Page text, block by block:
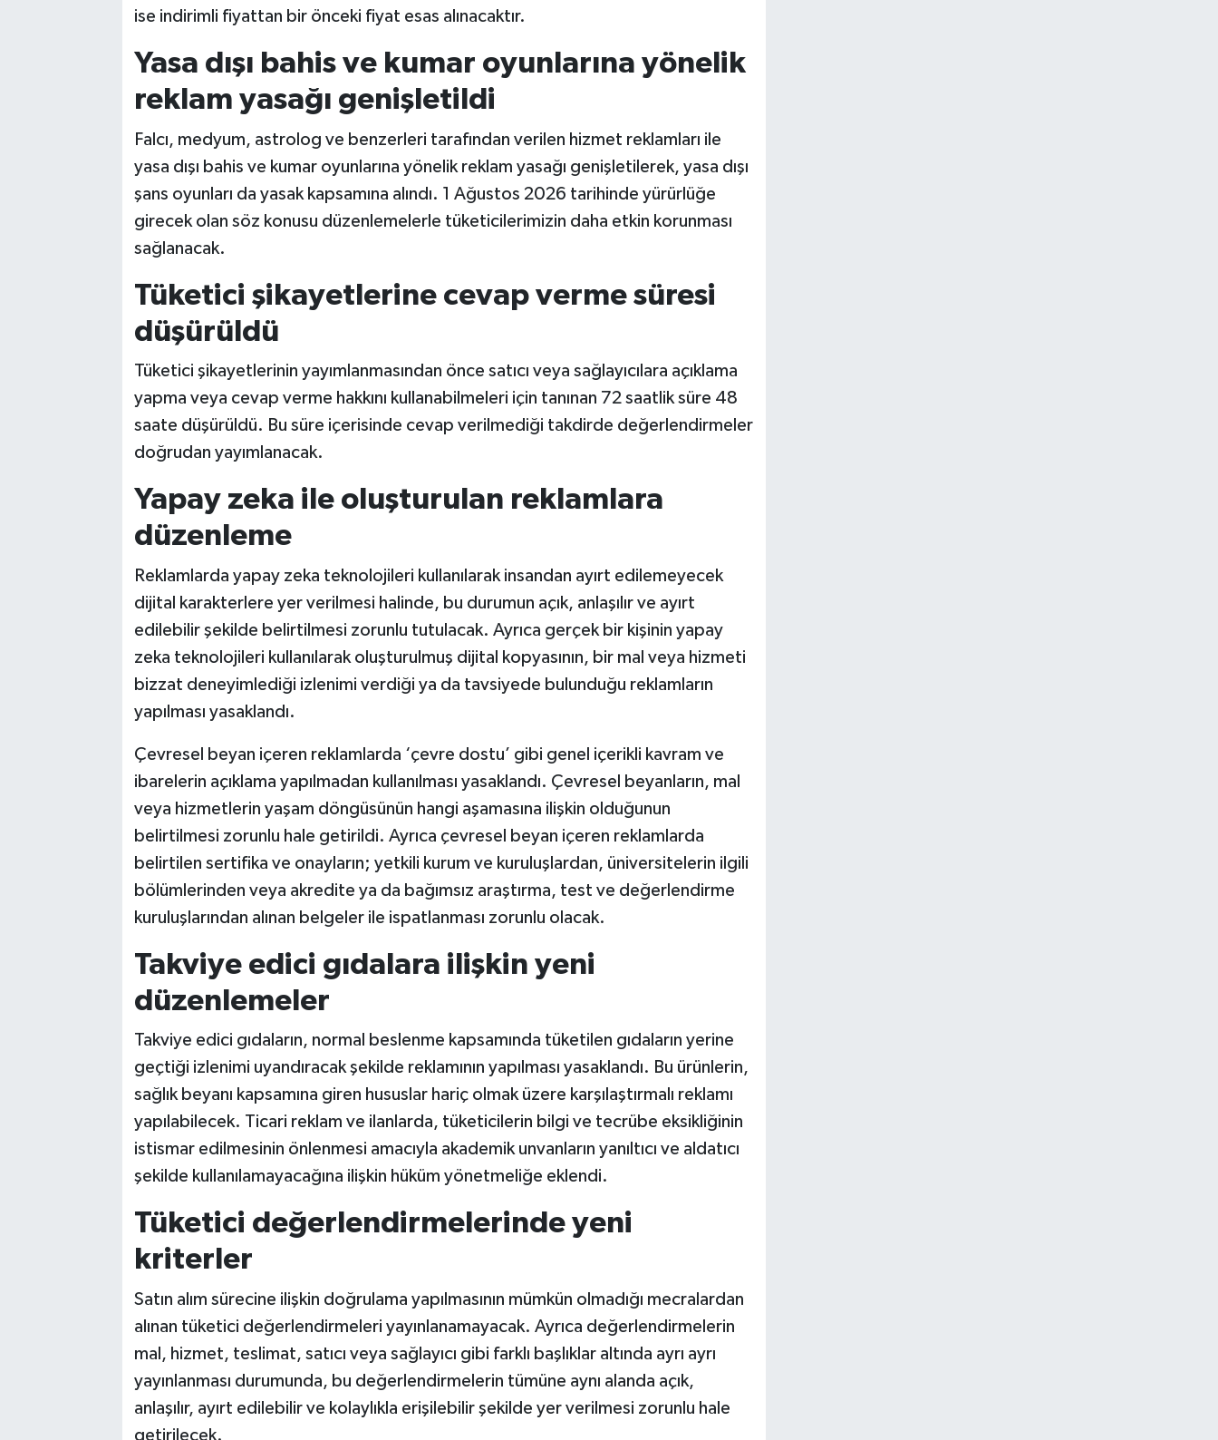
ise indirimli fiyattan bir önceki fiyat esas alınacaktır.
Yasa dışı bahis ve kumar oyunlarına yönelik
reklam yasağı genişletildi
Falcı, medyum, astrolog ve benzerleri tarafından verilen hizmet reklamları ile
yasa dışı bahis ve kumar oyunlarına yönelik reklam yasağı genişletilerek, yasa dışı
şans oyunları da yasak kapsamına alındı. 1 Ağustos 2026 tarihinde yürürlüğe
girecek olan söz konusu düzenlemelerle tüketicilerimizin daha etkin korunması
sağlanacak.
Tüketici şikayetlerine cevap verme süresi
düşürüldü
Tüketici şikayetlerinin yayımlanmasından önce satıcı veya sağlayıcılara açıklama
yapma veya cevap verme hakkını kullanabilmeleri için tanınan 72 saatlik süre 48
saate düşürüldü. Bu süre içerisinde cevap verilmediği takdirde değerlendirmeler
doğrudan yayımlanacak.
Yapay zeka ile oluşturulan reklamlara
düzenleme
Reklamlarda yapay zeka teknolojileri kullanılarak insandan ayırt edilemeyecek
dijital karakterlere yer verilmesi halinde, bu durumun açık, anlaşılır ve ayırt
edilebilir şekilde belirtilmesi zorunlu tutulacak. Ayrıca gerçek bir kişinin yapay
zeka teknolojileri kullanılarak oluşturulmuş dijital kopyasının, bir mal veya hizmeti
bizzat deneyimlediği izlenimi verdiği ya da tavsiyede bulunduğu reklamların
yapılması yasaklandı.
Çevresel beyan içeren reklamlarda ‘çevre dostu’ gibi genel içerikli kavram ve
ibarelerin açıklama yapılmadan kullanılması yasaklandı. Çevresel beyanların, mal
veya hizmetlerin yaşam döngüsünün hangi aşamasına ilişkin olduğunun
belirtilmesi zorunlu hale getirildi. Ayrıca çevresel beyan içeren reklamlarda
belirtilen sertifika ve onayların; yetkili kurum ve kuruluşlardan, üniversitelerin ilgili
bölümlerinden veya akredite ya da bağımsız araştırma, test ve değerlendirme
kuruluşlarından alınan belgeler ile ispatlanması zorunlu olacak.
Takviye edici gıdalara ilişkin yeni
düzenlemeler
Takviye edici gıdaların, normal beslenme kapsamında tüketilen gıdaların yerine
geçtiği izlenimi uyandıracak şekilde reklamının yapılması yasaklandı. Bu ürünlerin,
sağlık beyanı kapsamına giren hususlar hariç olmak üzere karşılaştırmalı reklamı
yapılabilecek. Ticari reklam ve ilanlarda, tüketicilerin bilgi ve tecrübe eksikliğinin
istismar edilmesinin önlenmesi amacıyla akademik unvanların yanıltıcı ve aldatıcı
şekilde kullanılamayacağına ilişkin hüküm yönetmeliğe eklendi.
Tüketici değerlendirmelerinde yeni
kriterler
Satın alım sürecine ilişkin doğrulama yapılmasının mümkün olmadığı mecralardan
alınan tüketici değerlendirmeleri yayınlanamayacak. Ayrıca değerlendirmelerin
mal, hizmet, teslimat, satıcı veya sağlayıcı gibi farklı başlıklar altında ayrı ayrı
yayınlanması durumunda, bu değerlendirmelerin tümüne aynı alanda açık,
anlaşılır, ayırt edilebilir ve kolaylıkla erişilebilir şekilde yer verilmesi zorunlu hale
getirilecek.